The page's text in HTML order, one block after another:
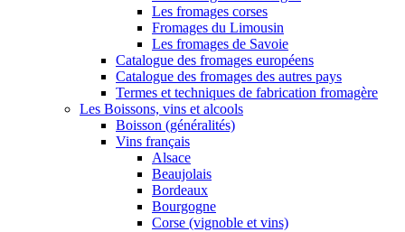
Les fromages corses
Fromages du Limousin
Les fromages de Savoie
Catalogue des fromages européens
Catalogue des fromages des autres pays
Termes et techniques de fabrication fromagère
Les Boissons, vins et alcools
Boisson (généralités)
Vins français
Alsace
Beaujolais
Bordeaux
Bourgogne
Corse (vignoble et vins)